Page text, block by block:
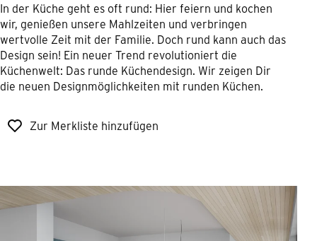
In der Küche geht es oft rund: Hier feiern und kochen
wir, genießen unsere Mahlzeiten und verbringen
wertvolle Zeit mit der Familie. Doch rund kann auch das
Design sein! Ein neuer Trend revolutioniert die
Küchenwelt: Das runde Küchendesign. Wir zeigen Dir
die neuen Designmöglichkeiten mit runden Küchen.
Zur Merkliste hinzufügen